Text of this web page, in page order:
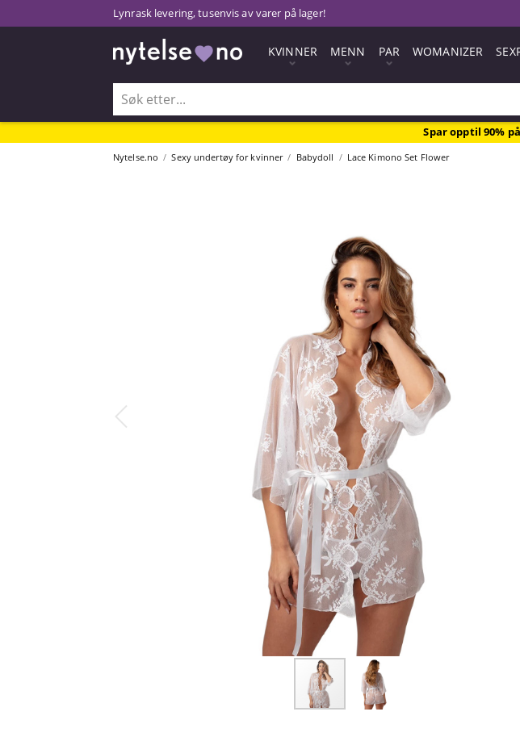
Lynrask levering, tusenvis av varer på lager!
KVINNER MENN PAR WOMANIZER
Spar opptil 90%
Nytelse.no Sexy undertøy for kvinner Babydoll Lace Kimono Set Flower